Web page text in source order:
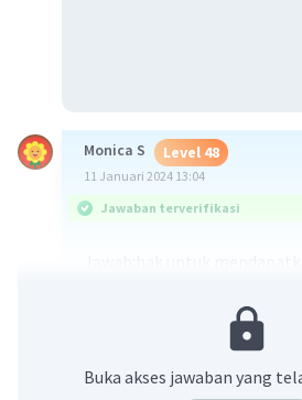
Monica S Level 48
11 Januari 2024 13:04
Jawaban terverifikasi
Level 62
15 Januari 2024 12:32
Buka akses jawaban yang